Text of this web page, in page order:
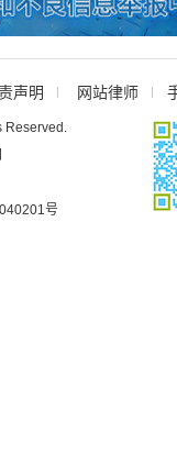
声明 网站律师
Reserved.
号